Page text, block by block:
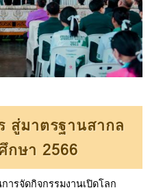
สู่มาตรฐานสากล
กษา 2566
รจัดกิจกรรมงานเปิดโลก